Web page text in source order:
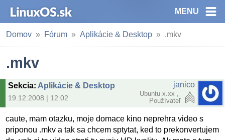
MENU
Domov Fórum Aplikácie & Desktop .mkv
.mkv
Sekcia: Aplikácie & Desktop
19.12.2008 | 12:02
janico
Ubuntu x.xx ,
Používateľ
caute, mam otazku, moje domace kino neprehra video s
priponou .mkv a tak sa chcem sptytat, ked to prekonvertujem